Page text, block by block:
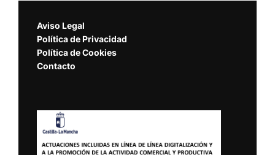
Aviso Legal
Política de Privacidad
Política de Cookies
Contacto